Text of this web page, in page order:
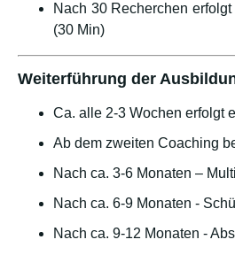
Nach 30 Recherchen
(30 Min)
Weiterführung der
Ca. alle 2-3 Wochen erfolgt
Ab dem zweiten Coaching
Nach ca. 3-6 Monaten –
Nach ca. 6-9 Monaten -
Nach ca. 9-12 Monaten -